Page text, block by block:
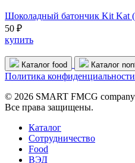
Шоколадный батончик Kit Kat
50 ₽
купить
Каталог food Каталог
Политика конфиденциальности
© 2026 SMART FMCG
Все права защищены.
Каталог
Cотрудничество
Food
ВЭД